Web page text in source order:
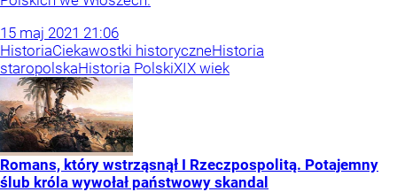
15 maj 2021 21:06
HistoriaCiekawostki historyczneHistoria
staropolskaHistoria PolskiXIX wiek
Romans, który wstrząsnął I Rzeczpospolitą. Potajemny
ślub króla wywołał państwowy skandal